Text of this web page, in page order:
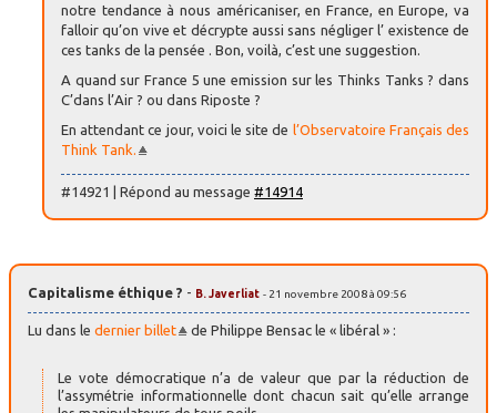
notre tendance à nous américaniser, en France, en Europe, va
falloir qu’on vive et décrypte aussi sans négliger l’ existence de
ces tanks de la pensée . Bon, voilà, c’est une suggestion.
A quand sur France 5 une emission sur les Thinks Tanks ? dans
C’dans l’Air ? ou dans Riposte ?
En attendant ce jour, voici le site de l’Observatoire Français des
Think Tank.
#14921 | Répond au message #14914
Capitalisme éthique ? - B. Javerliat - 21 novembre 2008 à 09:56
Lu dans le dernier billet de Philippe Bensac le « libéral » :
Le vote démocratique n’a de valeur que par la réduction de
l’assymétrie informationnelle dont chacun sait qu’elle arrange